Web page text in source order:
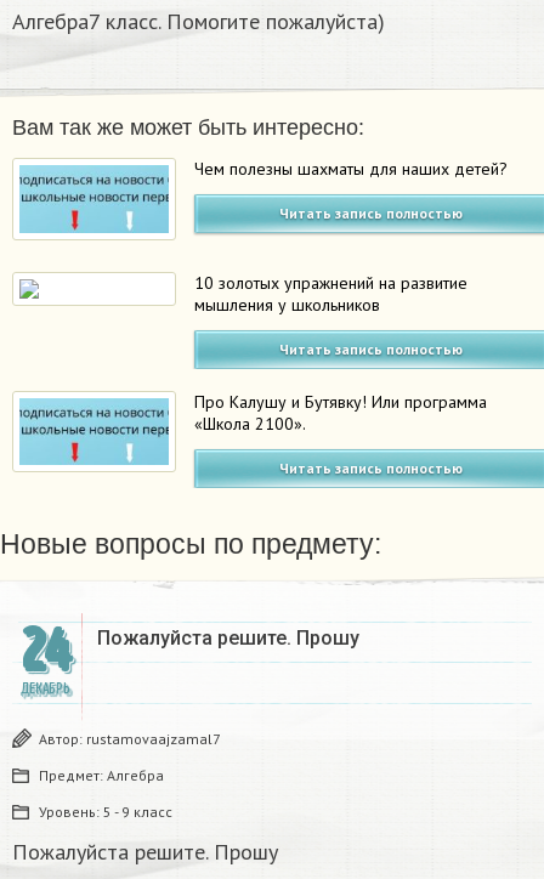
Алгебра7 класс. Помогите пожалуйста)
Вам так же может быть интересно:
Чем полезны шахматы для наших детей?
Читать запись полностью
10 золотых упражнений на развитие
мышления у школьников
Читать запись полностью
Про Калушу и Бутявку! Или программа
«Школа 2100».
Читать запись полностью
Новые вопросы по предмету:
24
ДЕКАБРЬ
Пожалуйста решите. Прошу
Автор: rustamovaajzamal7
Предмет: Алгебра
Уровень: 5 - 9 класс
Пожалуйста решите. Прошу